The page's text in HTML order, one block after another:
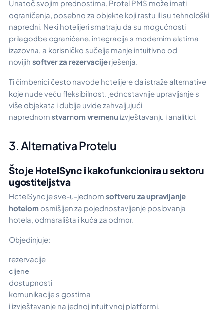
Unatoč svojim prednostima, Protel PMS može imati
ograničenja, posebno za objekte koji rastu ili su tehnološki
napredni. Neki hotelijeri smatraju da su mogućnosti
prilagodbe ograničene, integracija s modernim alatima
izazovna, a korisničko sučelje manje intuitivno od
novijih softver za rezervacije rješenja.
Ti čimbenici često navode hotelijere da istraže alternative
koje nude veću fleksibilnost, jednostavnije upravljanje s
više objekata i dublje uvide zahvaljujući
naprednom stvarnom vremenu izvještavanju i analitici.
3. Alternativa Protelu
Što je HotelSync i kako funkcionira u sektoru
ugostiteljstva
HotelSync je sve-u-jednom softveru za upravljanje
hotelom osmišljen za pojednostavljenje poslovanja
hotela, odmarališta i kuća za odmor.
Objedinjuje:
rezervacije
cijene
dostupnosti
komunikacije s gostima
i izvještavanje na jednoj intuitivnoj platformi.